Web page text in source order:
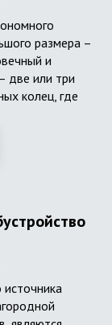
размера –
и
две или три
колец, где
Для септика
время
источника